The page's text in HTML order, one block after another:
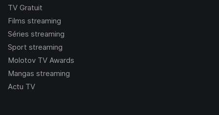
TV Gratuit
Films streaming
Séries streaming
Sport streaming
Molotov TV Awards
Mangas streaming
Actu TV